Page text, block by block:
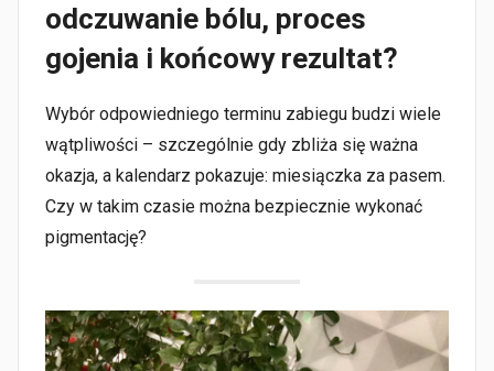
odczuwanie bólu, proces
gojenia i końcowy rezultat?
Wybór odpowiedniego terminu zabiegu budzi wiele
wątpliwości – szczególnie gdy zbliża się ważna
okazja, a kalendarz pokazuje: miesiączka za pasem.
Czy w takim czasie można bezpiecznie wykonać
pigmentację?